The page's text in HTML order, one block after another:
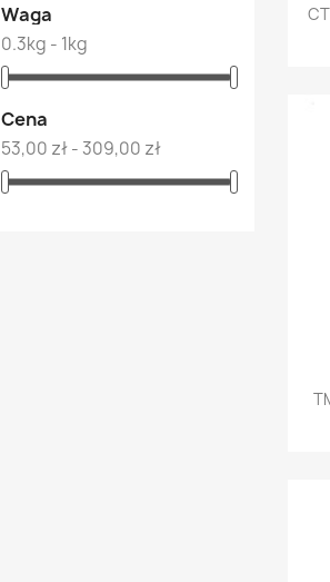
Waga
0.3kg - 1kg
Cena
53,00 zł - 309,00 zł